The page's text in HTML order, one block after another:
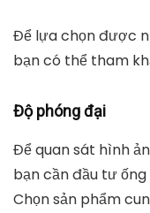
Để lựa chọn được
bạn có thể tham
Độ phóng đại
Để quan sát hình
bạn cần đầu tư
Chọn sản phẩm